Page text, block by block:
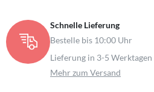
Schnelle Lieferung
Bestelle bis 10:00 Uhr
Lieferung in 3-5 Werktagen
Mehr zum Versand